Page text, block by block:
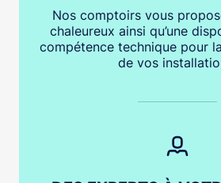
Nos comptoirs vous
chaleureux ainsi qu’une
compétence technique pour
de vos